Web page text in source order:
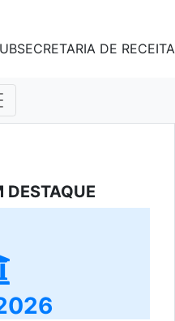
DE RECEITA
DESTAQUE